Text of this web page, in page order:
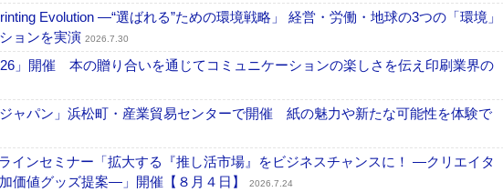
Evolution ―“選ばれる”ための環境戦略」 経営・労働・地球の3つの「環境」
ョンを実演 2026.7.30
」開催 本の贈り合いを通じてコミュニケーションの楽しさを伝え印刷業界の
ャパン」浜松町・産業貿易センターで開催 紙の魅力や新たな可能性を体験で
ンセミナー「拡大する『推し活市場』をビジネスチャンスに！ ―クリエイタ
価値グッズ提案―」開催【８月４日】
2026.7.24